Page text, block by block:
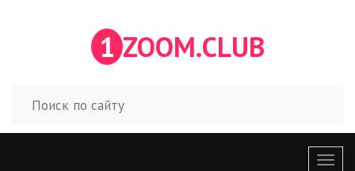
1 ZOOM.CLUB